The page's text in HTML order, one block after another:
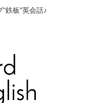
鉄板"英会話♪